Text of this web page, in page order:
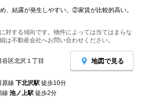
、結露が発生しやすい。②家賃が比較的高い。
対する傾向です。物件によっては当てはまらな
は不動産会社へお問い合わせください。
区北沢１丁目 地図で見る
原線 下北沢駅 徒歩10分
線 池ノ上駅 徒歩2分